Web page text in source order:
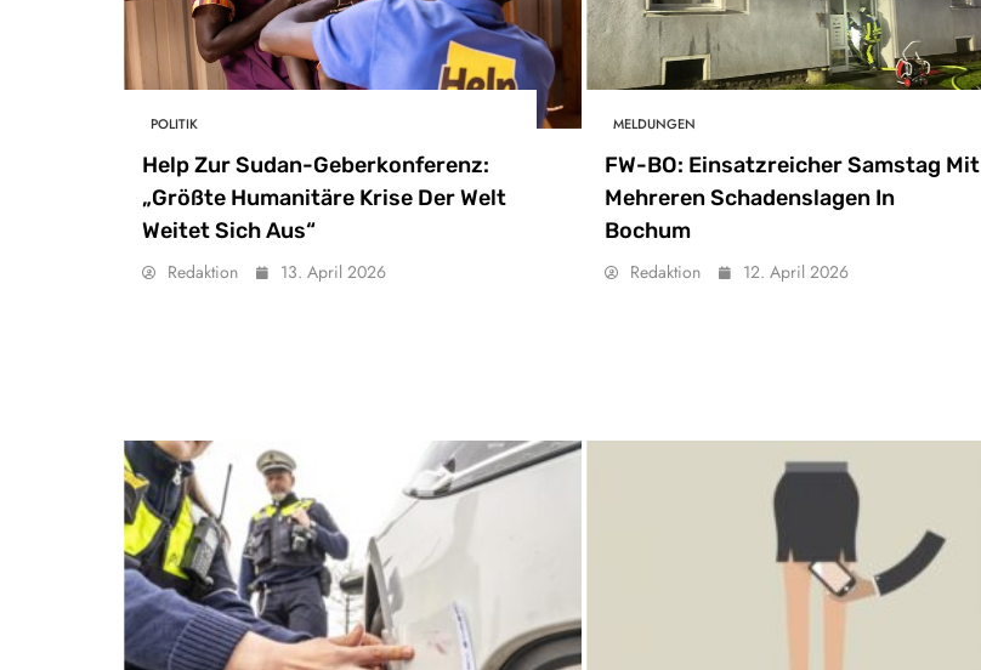
POLITIK
Help Zur Sudan-Geberkonferenz:
„Größte Humanitäre Krise Der Welt
Weitet Sich Aus“
Redaktion 13. April 2026
MELDUNGEN
FW-BO: Einsatzreicher Samstag Mit
Mehreren Schadenslagen In
Bochum
Redaktion 12. April 2026